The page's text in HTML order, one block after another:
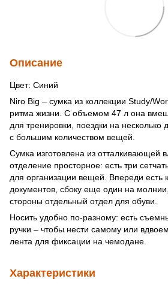
Описание
Цвет: Синий
Niro Big – сумка из коллекции Study/
ритма жизни. С объемом 47 л она
для тренировки, поездки на несколько
с большим количеством вещей.
Сумка изготовлена ​​из отталкивающей
отделение просторное: есть три
для организации вещей. Впереди есть
документов, сбоку еще один на
стороны отдельный отдел для обуви.
Носить удобно по-разному: есть
ручки – чтобы нести самому или
лента для фиксации на чемодане.
Характеристики